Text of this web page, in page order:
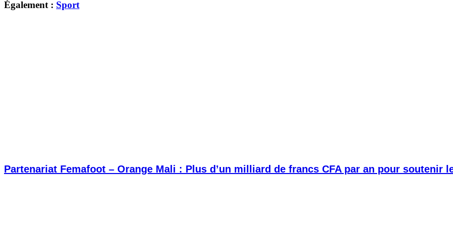
Également : Sport
Partenariat Femafoot – Orange Mali : Plus d’un milliard de francs CFA par an pour soutenir